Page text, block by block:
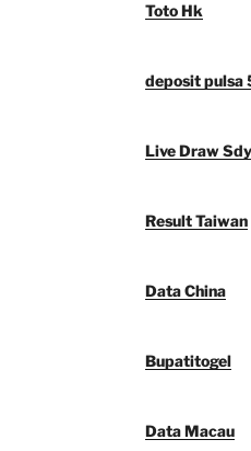
Toto Hk
deposit pulsa
Live Draw Sdy
Result Taiwan
Data China
Bupatitogel
Data Macau